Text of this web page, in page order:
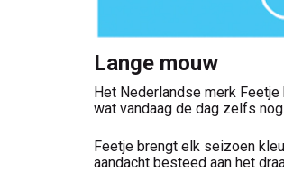
Lange mouw
Het Nederlandse merk
wat vandaag de dag zelfs
Feetje brengt elk seizoen
aandacht besteed aan het